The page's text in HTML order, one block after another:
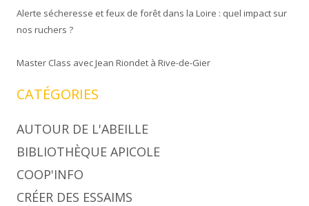
Alerte sécheresse et feux de forêt dans la Loire : quel impact sur
nos ruchers ?
Master Class avec Jean Riondet à Rive-de-Gier
CATÉGORIES
AUTOUR DE L'ABEILLE
BIBLIOTHÈQUE APICOLE
COOP'INFO
CRÉER DES ESSAIMS